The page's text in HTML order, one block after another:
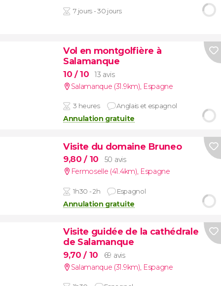
7 jours - 30 jours
Vol en montgolfière à
Salamanque
10 / 10
13 avis
Salamanque (31.9km) Espagne
3 heures Anglais et espagnol
Annulation gratuite
Visite du domaine Bruneo
9,80/ 10
50 avis
Fermoselle (41.4km), Espagne
1h30 - 2h Espagnol
Annulation gratuite
Visite guidée de la cathédrale
de Salamanque
9,70/ 10
69 avis
Salamanque (31.9km) Espagne